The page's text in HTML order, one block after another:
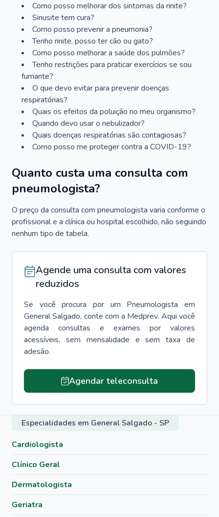
Como posso melhorar dos sintomas da rinite?
Sinusite tem cura?
Como posso prevenir a pneumonia?
Tenho rinite, posso ter cão ou gato?
Como posso melhorar a saúde dos pulmões?
Tenho restrições para praticar exercícios se sou
fumante?
O que devo evitar para prevenir doenças
respiratórias?
Quais os efeitos da poluição no meu organismo?
Quando devo usar o nebulizador?
Quais doenças respiratórias são contagiosas?
Como posso me proteger contra a COVID-19?
Quanto custa uma consulta com
pneumologista?
O preço da consulta com pneumologista varia conforme o
profissional e a clínica ou hospital escolhido, não seguindo
nenhum tipo de tabela.
Agende uma consulta com valores
reduzidos
Se você procura por um Pneumologista
em
General Salgado, conte com a Medprev. Aqui você
agenda consultas e exames por valores
acessíveis, sem mensalidade e sem taxa de
adesão.
Agendar teleconsulta
Especialidades em General Salgado - SP
Cardiologista
Clínico Geral
Dermatologista
Geriatra